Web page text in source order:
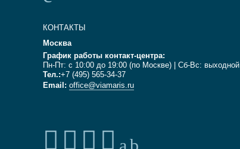
КОНТАКТЫ
Москва
График работы контакт-центра:
Пн-Пт: с 10:00 до 19:00 (по Москве) | Сб-Вс: выходной
Тел.:+7 (495) 565-34-37
Email: office@viamaris.ru